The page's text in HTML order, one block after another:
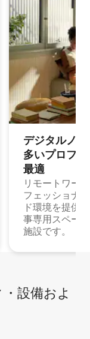
デジタルノ
多⁠いプ⁠ロ⁠フ⁠
最⁠適
リモートワー
フェッショナ
ド環境を提供
事専用スペー
施設です。
設⁠備⁠およ